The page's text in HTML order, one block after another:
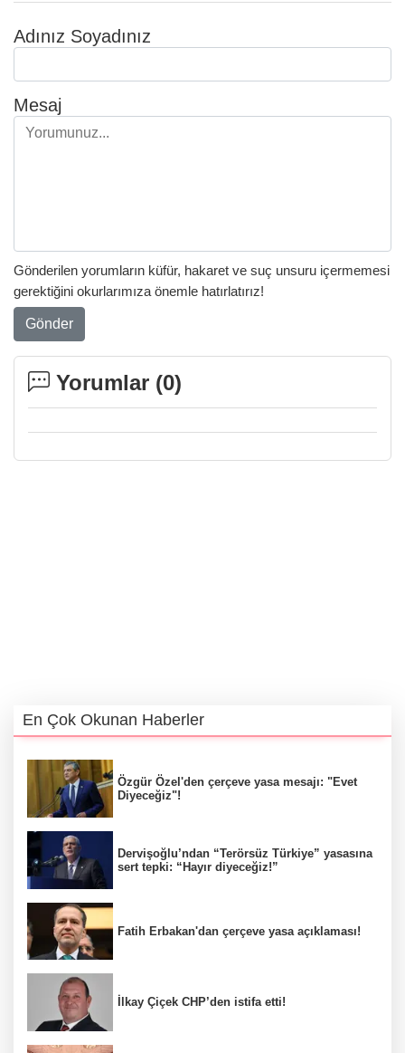
Adınız Soyadınız
Mesaj
Gönderilen yorumların küfür, hakaret ve suç unsuru içermemesi
gerektiğini okurlarımıza önemle hatırlatırız!
Gönder
Yorumlar (0)
En Çok Okunan Haberler
Özgür Özel'den çerçeve yasa mesajı: "Evet
Diyeceğiz"!
Dervişoğlu’ndan “Terörsüz Türkiye” yasasına
sert tepki: “Hayır diyeceğiz!”
Fatih Erbakan'dan çerçeve yasa açıklaması!
İlkay Çiçek CHP’den istifa etti!